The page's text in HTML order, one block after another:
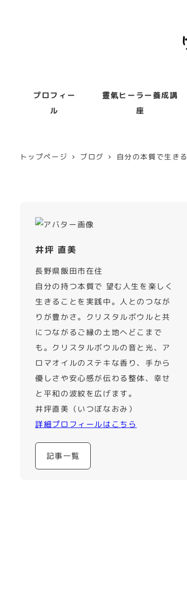
プロフィー
ル
靈氣ヒーラー養成講
座
トップページ ブログ 自分の本質で生きる
井坪 直美
長野県飯田市在住
自分の持つ本質で 望む人生を楽しく
生きることを実践中。人とのつなが
りが豊かさ。クリスタルボウルと共
につながるご縁の土地へどこまで
も。クリスタルボウルの音と光、ア
ロマオイルのステキな香り、手から
優しさや安心感が伝わる整体、幸せ
と平和の波紋を広げます。
井坪直美（いつぼなおみ）
詳細プロフィールはこちら
記事一覧